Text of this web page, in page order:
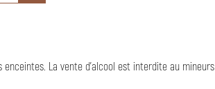
enceintes. La vente d'alcool est interdite au mineurs